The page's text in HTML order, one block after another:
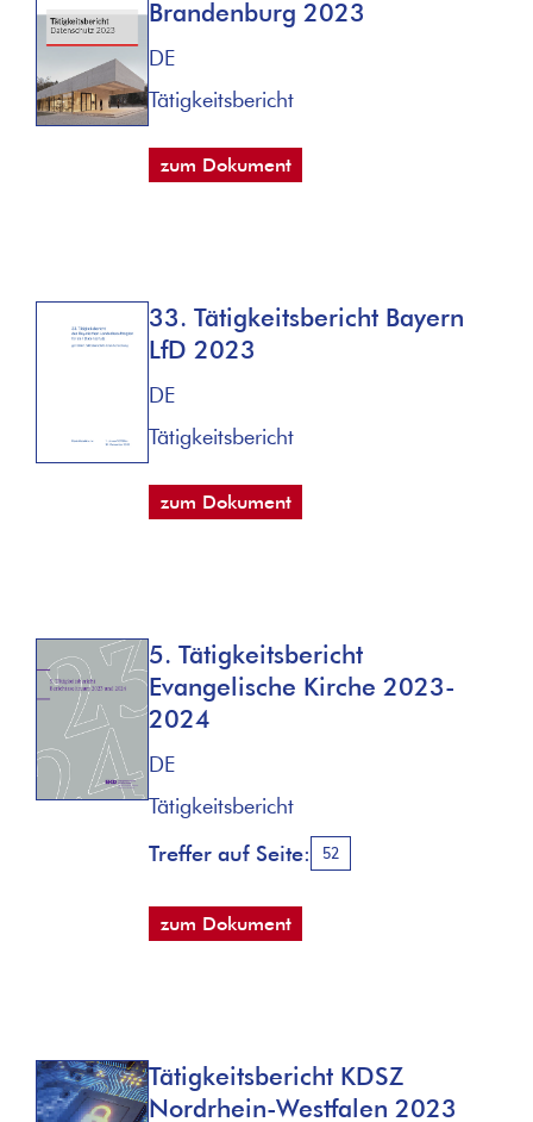
Brandenburg 2023
DE
Tätigkeitsbericht
zum Dokument
33. Tätigkeitsbericht Bayern
LfD 2023
DE
Tätigkeitsbericht
zum Dokument
5. Tätigkeitsbericht
Evangelische Kirche 2023-
2024
DE
Tätigkeitsbericht
Treffer auf Seite:
52
zum Dokument
Tätigkeitsbericht KDSZ
Nordrhein-Westfalen 2023